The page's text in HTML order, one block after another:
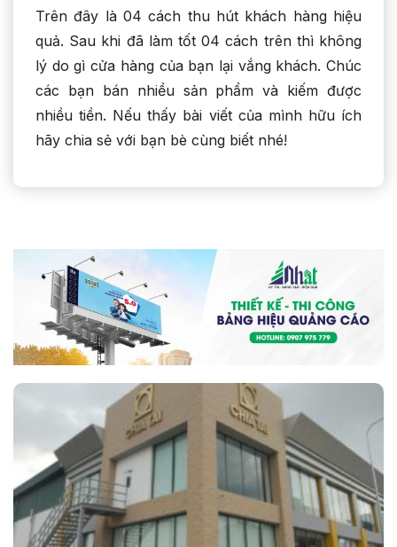
Trên đây là 04 cách thu hút khách hàng hiệu
quả. Sau khi đã làm tốt 04 cách trên thì không
lý do gì cửa hàng của bạn lại vắng khách. Chúc
các bạn bán nhiều sản phẩm và kiếm được
nhiều tiền. Nếu thấy bài viết của mình hữu ích
hãy chia sẻ với bạn bè cùng biết nhé!